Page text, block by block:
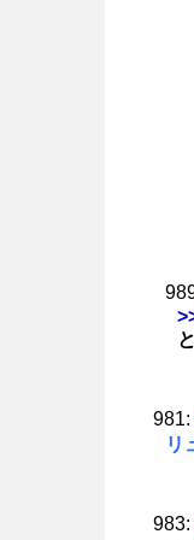
981:
リ
983: